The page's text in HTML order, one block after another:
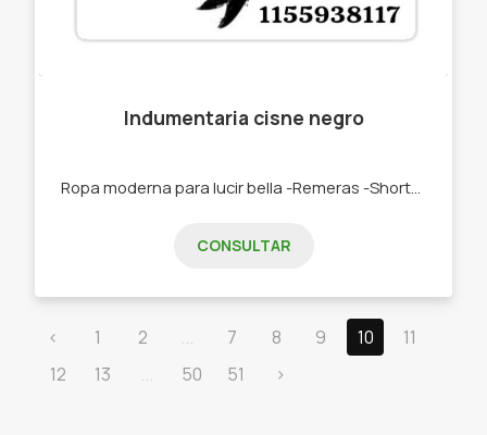
Indumentaria cisne negro
CONSULTAR
‹ 1 2 ... 7 8 9 10
11
12
13 ... 50 51 ›